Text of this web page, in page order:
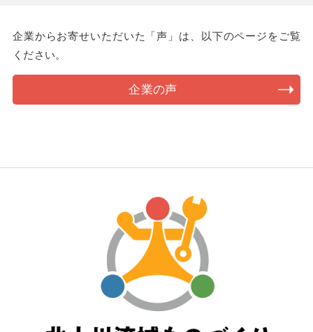
企業からお寄せいただいた「声」は、以下のページをご覧
ください。
企業の声